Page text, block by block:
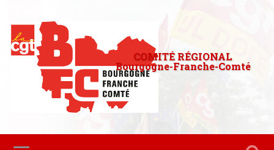
COMITÉ RÉGIONAL
Bourgogne-Franche-Comté